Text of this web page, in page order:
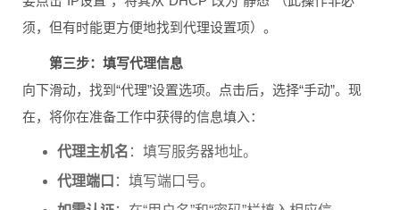
须，但有时能更方便地找到代理设置项）。
第三步：填写代理信息
向下滑动，找到“代理”设置选项。点击后，选择“手动”。现
在，将你在准备工作中获得的信息填入：
代理主机名 ：填写服务器地址。
代理端口 ：填写端口号。